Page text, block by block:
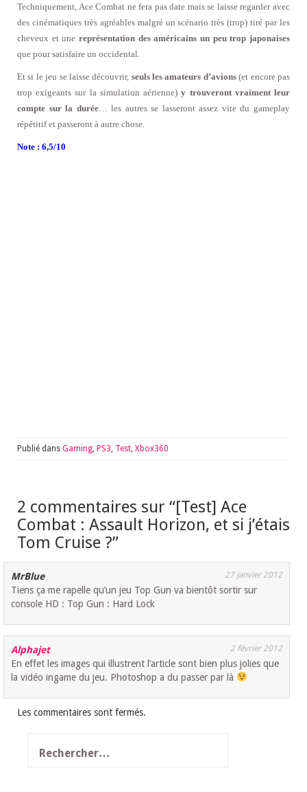
Techniquement, Ace Combat ne fera pas date mais se laisse regarder avec
des cinématiques très agréables malgré un scénario très (trop) tiré par les
cheveux et une représentation des américains un peu trop japonaises
que pour satisfaire un occidental.
Et si le jeu se laisse découvrir, seuls les amateurs d’avions(et encore pas
trop exigeants sur la simulation aérienne)y trouveront vraiment leur
compte sur la durée… les autres se lasseront assez vite du gameplay
répétitif et passeront à autre chose.
Note : 6,5/10
Publié dans Gaming PS3 Test Xbox360
2 commentaires sur “[Test] Ace
Combat : Assault Horizon, et si j’étais
Tom Cruise ?”
MrBlue 27 janvier 2012
Tiens ça me rapelle qu’un jeu Top Gun va bientôt sortir sur
console HD : Top Gun : Hard Lock
Alphajet 2 février 2012
En effet les images qui illustrent l’article sont bien plus jolies que
la vidéo ingame du jeu. Photoshop a du passer par là
Les commentaires sont fermés.